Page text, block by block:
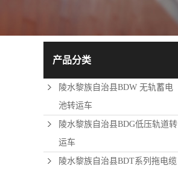
产品分类
陵水黎族自治县BDW 无轨蓄电
池转运车
陵水黎族自治县BDG低压轨道转
运车
陵水黎族自治县BDT系列拖电缆